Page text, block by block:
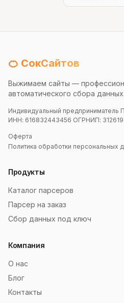
🍊 СокСайтов
Выжимаем сайты —
автоматического сбора данных.
Индивидуальный предприниматель
ИНН: 616832443456 ОГРНИП:
Оферта
Политика обработки персональных
Продукты
Каталог парсеров
Парсер на заказ
Сбор данных под ключ
Компания
О нас
Блог
Контакты